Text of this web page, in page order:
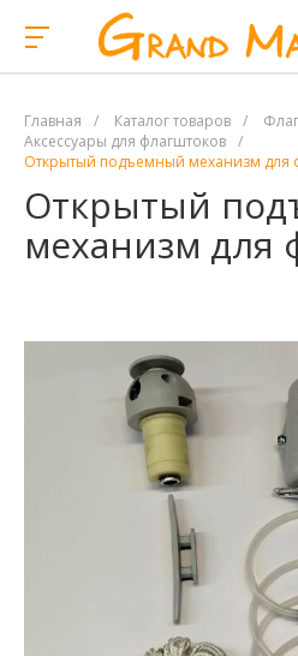
Главная / Каталог товаров /
Аксессуары для флагштоков /
Открытый подъемный механизм для
Открытый
механизм для